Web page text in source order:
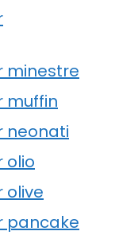
minestre
muffin
neonati
olio
olive
pancake